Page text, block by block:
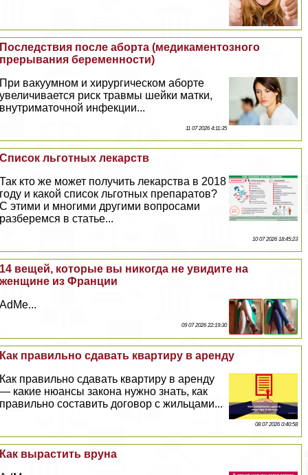
Последствия после aбopта (медикаментозного
прерывания беременности)
При вакуумном и хирургическом aбopте
увеличивается риск травмы шейки матки,
внутриматочной инфекции...
11 07 2026 4:11:35
Список льготных лекарств
Так кто же может получить лекарства в 2018
году и какой список льготных препаратов?
С этими и многими другими вопросами
разберемся в статье...
10 07 2026 18:45:23
14 вещей, которые вы никогда не увидите на
женщине из Франции
AdMe...
09 07 2026 22:19:30
Как правильно сдавать квартиру в аренду
Как правильно сдавать квартиру в аренду
— какие нюансы закона нужно знать, как
правильно составить договор с жильцами...
08 07 2026 0:40:58
Как вырастить вруна